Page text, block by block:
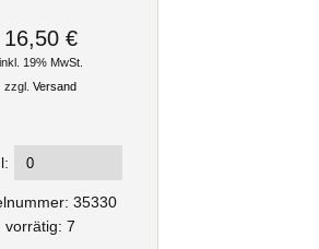
16,50 €
inkl. 19% MwSt.
zzgl.Versand
35330
vorrätig: 7